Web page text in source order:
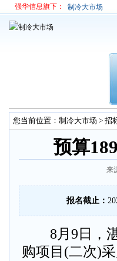
强华信息旗下： 制冷大市场
您当前位置： 制冷大市场 > 招
预算
来
报名截止：
8月9日，湛
购项目(二次)